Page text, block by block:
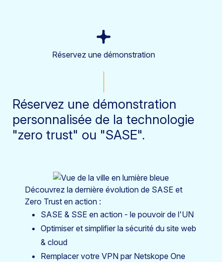
Réservez une démonstration
Réservez une démonstration
personnalisée de la technologie
"zero trust" ou "SASE".
Découvrez la dernière évolution de SASE et
Zero Trust en action :
SASE & SSE en action - le pouvoir de l'UN
Optimiser et simplifier la sécurité du site web
& cloud
Remplacer votre VPN par Netskope One